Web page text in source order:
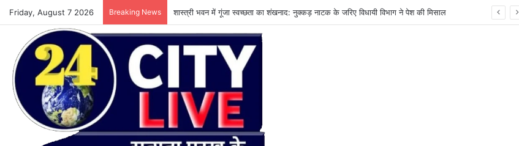
Friday, August 7 2026 Breaking News शास्त्री भवन में गूंजा स्वच्छता का शंखनाद: नुक्कड़ नाटक के जरिए विधायी विभाग ने पेश की मिसाल